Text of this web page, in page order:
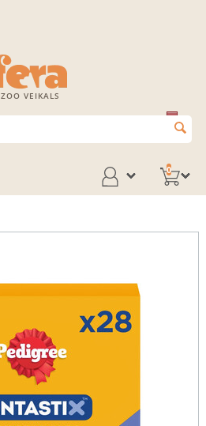
ZOO VEIKALS
0